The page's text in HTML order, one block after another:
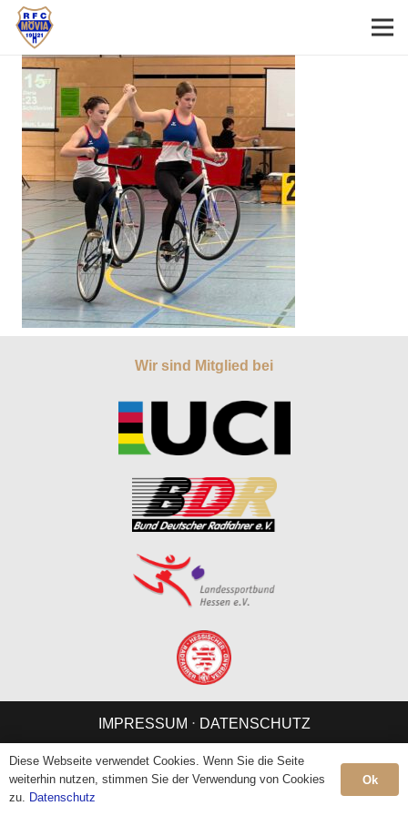
Wir sind Mitglied bei
IMPRESSUM ⋅ DATENSCHUTZ
Diese Webseite verwendet Cookies. Wenn Sie die Seite
weiterhin nutzen, stimmen Sie der Verwendung von Cookies
zu. Datenschutz
Ok